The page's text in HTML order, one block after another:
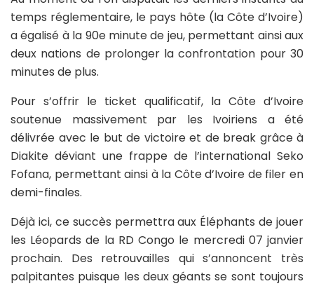
temps réglementaire, le pays hôte (la Côte d’Ivoire)
a égalisé à la 90e minute de jeu, permettant ainsi aux
deux nations de prolonger la confrontation pour 30
minutes de plus.
Pour s’offrir le ticket qualificatif, la Côte d’Ivoire
soutenue massivement par les Ivoiriens a été
délivrée avec le but de victoire et de break grâce à
Diakite déviant une frappe de l’international Seko
Fofana, permettant ainsi à la Côte d’Ivoire de filer en
demi-finales.
Déjà ici, ce succès permettra aux Éléphants de jouer
les Léopards de la RD Congo le mercredi 07 janvier
prochain. Des retrouvailles qui s’annoncent très
palpitantes puisque les deux géants se sont toujours